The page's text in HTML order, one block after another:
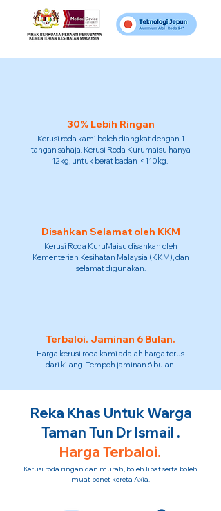
30% Lebih Ringan
Kerusi roda kami boleh diangkat dengan 1
tangan sahaja. Kerusi Roda Kurumaisu hanya
12kg, untuk berat badan <110kg.
Disahkan Selamat oleh KKM
Kerusi Roda KuruMaisu disahkan oleh
Kementerian Kesihatan Malaysia (KKM), dan
selamat digunakan.
Terbaloi. Jaminan 6 Bulan.
Harga kerusi roda kami adalah harga terus
dari kilang. Tempoh jaminan 6 bulan.
Reka Khas Untuk Warga
Taman Tun Dr Ismail .
Harga Terbaloi.
Kerusi roda ringan dan murah, boleh lipat serta boleh
muat bonet kereta Axia.